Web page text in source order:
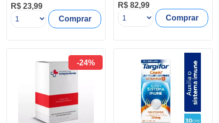
R$ 23,99
Comprar
R$ 82,99
Comprar
-24%